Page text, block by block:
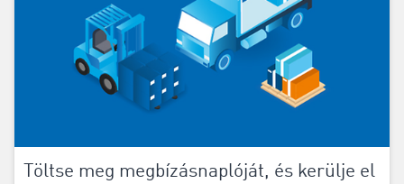
Töltse meg megbízásnaplóját, és kerülje el